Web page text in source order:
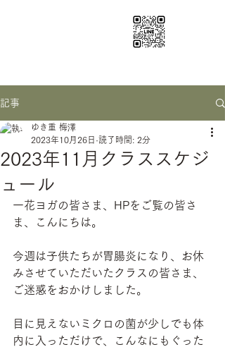
記事
2023年11月クラススケジ
ュール
ゆき重 梅澤
2023年10月26日 読了時間: 2分
一花ヨガの皆さま、HPをご覧の皆さ
ま、こんにちは。
今週は子供たちが胃腸炎になり、お休
みさせていただいたクラスの皆さま、
ご迷惑をおかけしました。
目に見えないミクロの菌が少しでも体
内に入っただけで、こんなにもぐった